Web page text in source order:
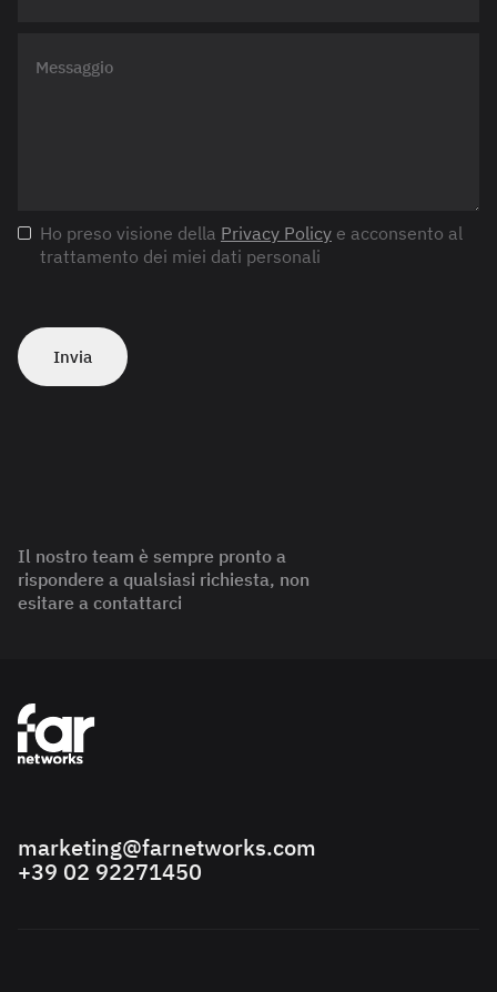
Ho preso visione della Privacy Policy e acconsento al
trattamento dei miei dati personali
Il nostro team è sempre pronto a
rispondere a qualsiasi richiesta, non
esitare a contattarci
marketing@farnetworks.com
+39 02 92271450